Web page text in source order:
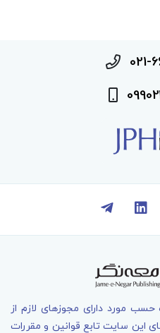
021-
مورد دارای مجوزهای لازم از
اين سايت تابع قوانين و مقررات